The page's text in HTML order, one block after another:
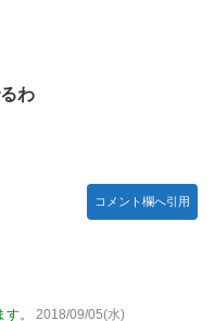
わ
コメント欄へ引用
。 2018/09/05(水)